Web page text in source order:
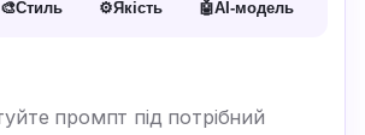
🎨Стиль ⚙️Якість 🤖AI-модель
промпт під потрібний